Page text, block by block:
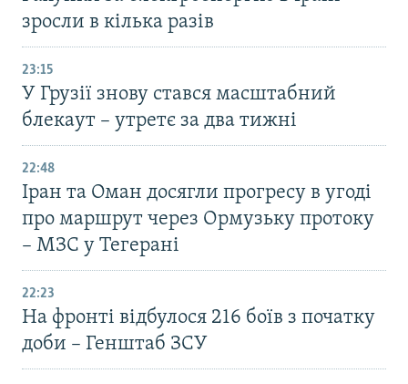
зросли в кілька разів
23:15
У Грузії знову стався масштабний
блекаут – утретє за два тижні
22:48
Іран та Оман досягли прогресу в угоді
про маршрут через Ормузьку протоку
– МЗС у Тегерані
22:23
На фронті відбулося 216 боїв з початку
доби – Генштаб ЗСУ